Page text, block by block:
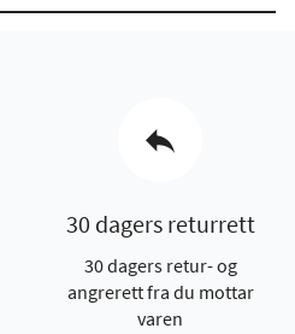
30 dagers returrett
30 dagers retur- og
angrerett fra du mottar
varen